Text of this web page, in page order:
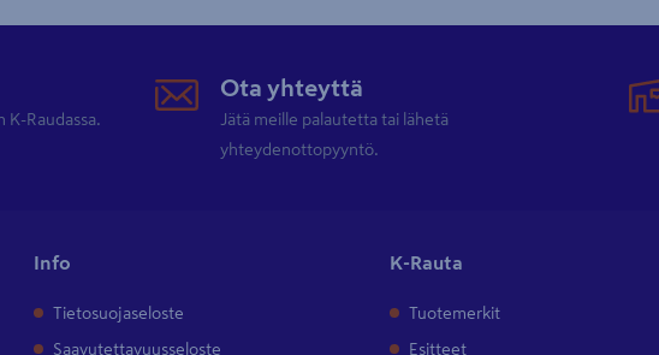
K-Raudassa.
Ota yhteyttä
Jätä meille palautetta tai lähetä
yhteydenottopyyntö.
Info
Tietosuojaseloste
Saavutettavuusseloste
K-Rauta
Tuotemerkit
Esitteet